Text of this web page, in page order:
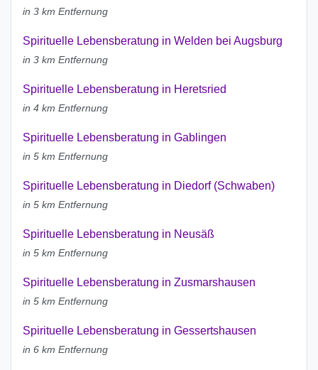
in 3 km Entfernung
Spirituelle Lebensberatung in Welden bei Augsburg
in 3 km Entfernung
Spirituelle Lebensberatung in Heretsried
in 4 km Entfernung
Spirituelle Lebensberatung in Gablingen
in 5 km Entfernung
Spirituelle Lebensberatung in Diedorf (Schwaben)
in 5 km Entfernung
Spirituelle Lebensberatung in Neusäß
in 5 km Entfernung
Spirituelle Lebensberatung in Zusmarshausen
in 5 km Entfernung
Spirituelle Lebensberatung in Gessertshausen
in 6 km Entfernung